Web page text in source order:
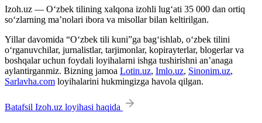
Izoh.uz — O‘zbek tilining xalqona izohli lug‘ati 35 000 dan ortiq
so‘zlarning ma’nolari ibora va misollar bilan keltirilgan.
Yillar davomida “O‘zbek tili kuni”ga bag‘ishlab, o‘zbek tilini
o‘rganuvchilar, jurnalistlar, tarjimonlar, kopirayterlar, blogerlar va
boshqalar uchun foydali loyihalarni ishga tushirishni an’anaga
aylantirganmiz. Bizning jamoa Lotin.uz, Imlo.uz, Sinonim.uz,
Sarlavha.com loyihalarini hukmingizga havola qilgan.
Batafsil Izoh.uz loyihasi haqida